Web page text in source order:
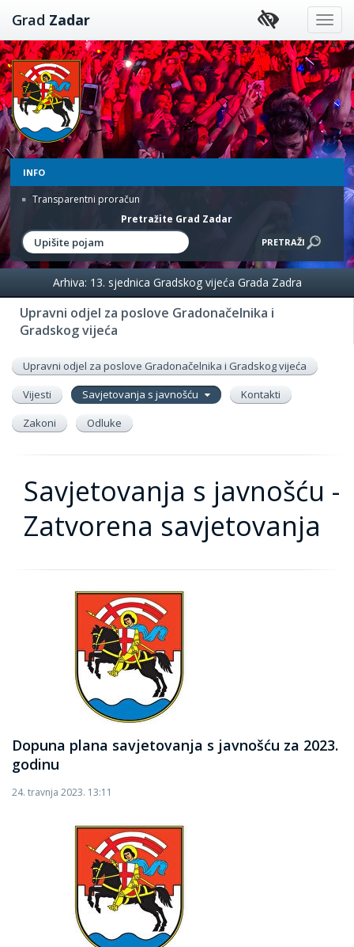
Preskoči
na
sadržaj
Grad Zadar
INFO
Transparentni proračun
Pretražite Grad Zadar
Upravni odjel za poslove Gradonačelnika i
Gradskog vijeća
Arhiva: 13. sjednica Gradskog vijeća Grada Zadra
Upravni odjel za poslove Gradonačelnika i Gradskog vijeća
Vijesti
Savjetovanja s javnošću
Kontakti
Zakoni
Odluke
Savjetovanja s javnošću -
Zatvorena savjetovanja
Dopuna plana savjetovanja s javnošću za 2023.
godinu
24. travnja 2023. 13:11